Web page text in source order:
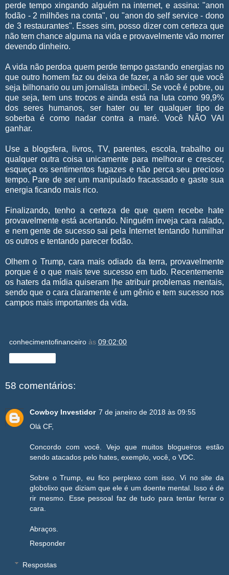
perde tempo xingando alguém na internet, e assina: "anon
fodão - 2 milhões na conta", ou "anon do self service - dono
de 3 restaurantes". Esses sim, posso dizer com certeza que
não tem chance alguma na vida e provavelmente vão morrer
devendo dinheiro.
A vida não perdoa quem perde tempo gastando energias no
que outro homem faz ou deixa de fazer, a não ser que você
seja bilhonario ou um jornalista imbecil. Se você é pobre, ou
que seja, tem uns trocos e ainda está na luta como 99,9%
dos seres humanos, ser hater ou ter qualquer tipo de
soberba é como nadar contra a maré. Você NÃO VAI
ganhar.
Use a blogsfera, livros, TV, parentes, escola, trabalho ou
qualquer outra coisa unicamente para melhorar e crescer,
esqueça os sentimentos fugazes e não perca seu precioso
tempo. Pare de ser um manipulado fracassado e gaste sua
energia ficando mais rico.
Finalizando, tenho a certeza de que quem recebe hate
provavelmente está acertando. Ninguém inveja cara ralado,
e nem gente de sucesso sai pela Internet tentando humilhar
os outros e tentando parecer fodão.
Olhem o Trump, cara mais odiado da terra, provavelmente
porque é o que mais teve sucesso em tudo. Recentemente
os haters da mídia quiseram lhe atribuir problemas mentais,
sendo que o cara claramente é um gênio e tem sucesso nos
campos mais importantes da vida.
conhecimentofinanceiro às 09:02:00
58 comentários:
Cowboy Investidor 7 de janeiro de 2018 às 09:55
Olá CF,
Concordo com você. Vejo que muitos blogueiros estão
sendo atacados pelo hates, exemplo, você, o VDC.
Sobre o Trump, eu fico perplexo com isso. Vi no site da
globolixo que diziam que ele é um doente mental. Isso é de
rir mesmo. Esse pessoal faz de tudo para tentar ferrar o
cara.
Abraços.
Responder
Respostas